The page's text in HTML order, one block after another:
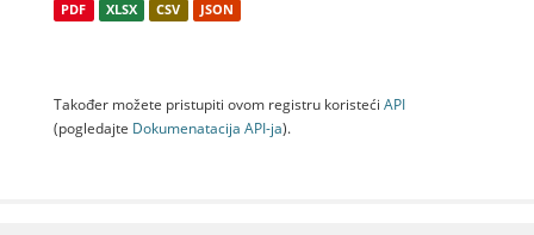
PDF XLSX CSV JSON
Također možete pristupiti ovom registru koristeći API
(pogledajte Dokumenаtаcijа API-jа).